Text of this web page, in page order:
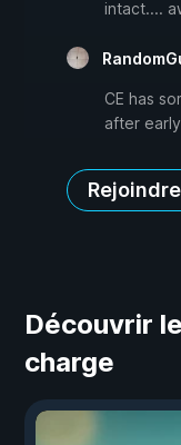
intact....
CE has
after
Découvrir
charge